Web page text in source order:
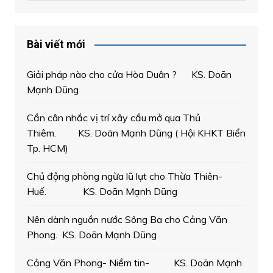
Bài viết mới
Giải pháp nào cho cửa Hòa Duân ? KS. Doãn
Mạnh Dũng
Cần cân nhắc vị trí xây cầu mở qua Thủ
Thiêm. KS. Doãn Mạnh Dũng ( Hội KHKT Biển
Tp. HCM)
Chủ động phòng ngừa lũ lụt cho Thừa Thiên-
Huế. KS. Doãn Mạnh Dũng
Nên dành nguồn nước Sông Ba cho Cảng Văn
Phong. KS. Doãn Mạnh Dũng
Cảng Văn Phong- Niềm tin- KS. Doãn Mạnh